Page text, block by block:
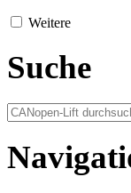
Weitere
Suche